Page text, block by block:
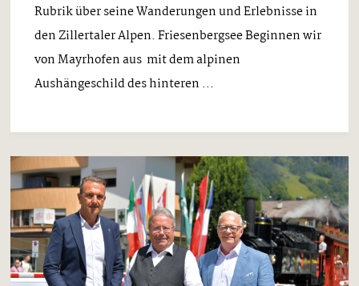
Rubrik über seine Wanderungen und Erlebnisse in
den Zillertaler Alpen. Friesenbergsee Beginnen wir
von Mayrhofen aus mit dem alpinen
Aushängeschild des hinteren ...